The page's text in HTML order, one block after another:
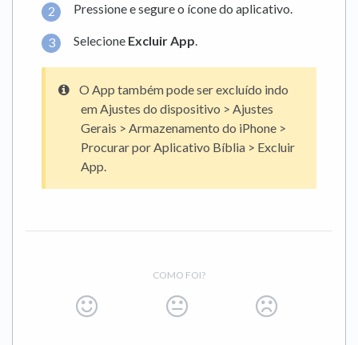
Pressione e segure o ícone do aplicativo.
Selecione Excluir App.
O App também pode ser excluído indo
em Ajustes do dispositivo > Ajustes
Gerais > Armazenamento do iPhone >
Procurar por Aplicativo Bíblia > Excluir
App.
COMO FOI?